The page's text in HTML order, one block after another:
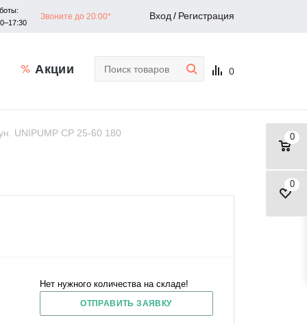
Звоните до 20:00* Вход / Регистрация
Акции 0
0
0
UNIPUMP CP 25-60 180
Нет нужного количества на складе!
ОТПРАВИТЬ ЗАЯВКУ